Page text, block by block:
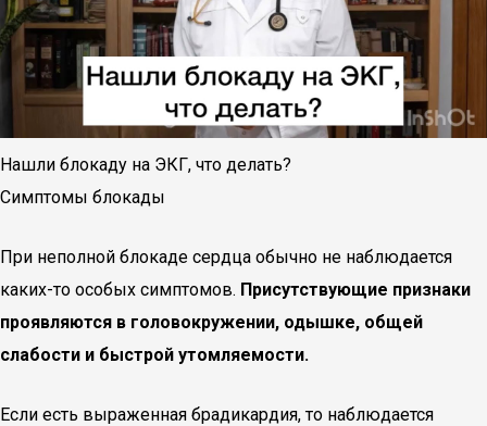
Нашли блокаду на ЭКГ, что делать?
Симптомы блокады
При неполной блокаде сердца обычно не наблюдается
каких-то особых симптомов. Присутствующие признаки
проявляются в головокружении, одышке, общей
слабости и быстрой утомляемости.
Если есть выраженная брадикардия, то наблюдается